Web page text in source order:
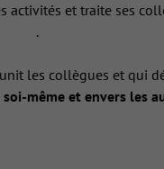
activités et traite ses
.
unit les collègues et qui
même et envers les